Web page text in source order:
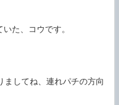
た、コウです。
ましてね、連れパチの方向